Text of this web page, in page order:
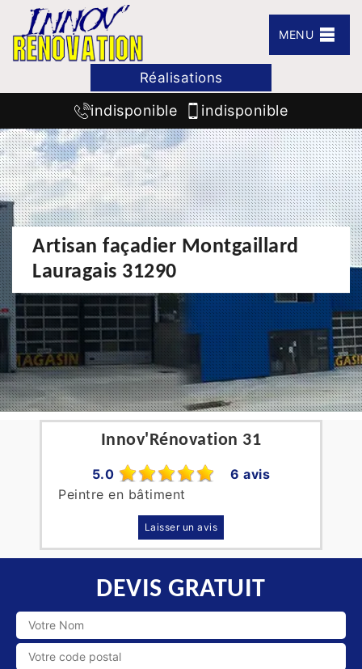
MENU
Réalisations
indisponible indisponible
Artisan façadier Montgaillard
Lauragais 31290
Innov'Rénovation 31
5.0
6 avis
Peintre en bâtiment
Laisser un avis
DEVIS GRATUIT